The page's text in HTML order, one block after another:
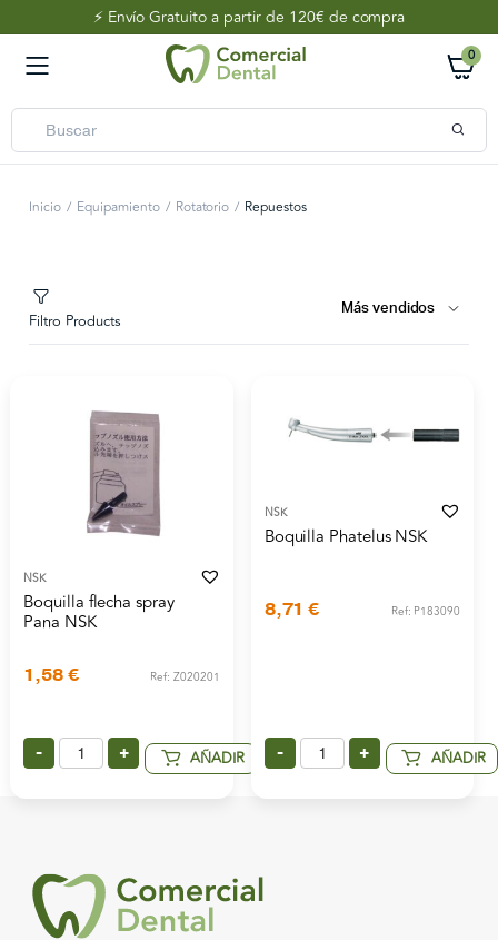
⚡️ Envío Gratuito a partir de 120€ de compra
0
Inicio Equipamiento Rotatorio Repuestos
Filtro Products
NSK
Boquilla flecha spray
Pana NSK
1,58€ Ref: Z020201
- + AÑADIR
NSK
Boquilla Phatelus NSK
8,71 € Ref: P183090
- + AÑADIR